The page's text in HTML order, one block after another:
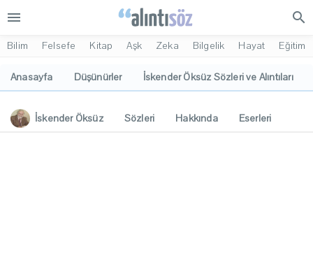
menu search
Bilim Felsefe Kitap Aşk Zeka Bilgelik Hayat Eğitim
Anasayfa Düşünürler İskender Öksüz Sözleri ve Alıntıları
İskender Öksüz Sözleri Hakkında
Eserleri